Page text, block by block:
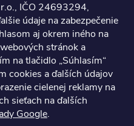
IČO 24693294,
údaje na zabezpečenie
aj okrem iného na
stránok a
na tlačidlo „Súhlasím“
cookies a ďalších údajov
cielenej reklamy na
sieťach na ďalších
Google.